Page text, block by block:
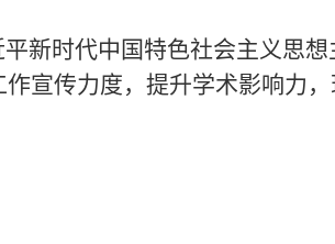
新时代中国特色社会主义思
宣传力度，提升学术影响力